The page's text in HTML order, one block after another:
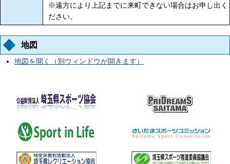
※遠方により上記までに来町できない場合はお申し出く
ださい。
地図
地図を開く（別ウィンドウが開きます）